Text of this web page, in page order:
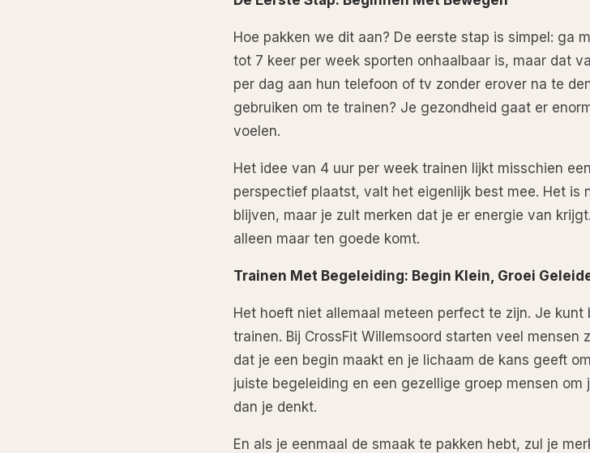
Hoe pakken we dit aan? De eerste stap is simpel: ga
tot 7 keer per week sporten onhaalbaar is, maar dat
per dag aan hun telefoon of tv zonder erover na te
gebruiken om te trainen? Je gezondheid gaat er
voelen.
Het idee van 4 uur per week trainen lijkt misschien
perspectief plaatst, valt het eigenlijk best mee. Het is
blijven, maar je zult merken dat je er energie van
alleen maar ten goede komt.
Trainen Met Begeleiding: Begin Klein, Groei
Het hoeft niet allemaal meteen perfect te zijn. Je
trainen. Bij CrossFit Willemsoord starten veel mensen
dat je een begin maakt en je lichaam de kans geeft
juiste begeleiding en een gezellige groep mensen
dan je denkt.
En als je eenmaal de smaak te pakken hebt, zul je